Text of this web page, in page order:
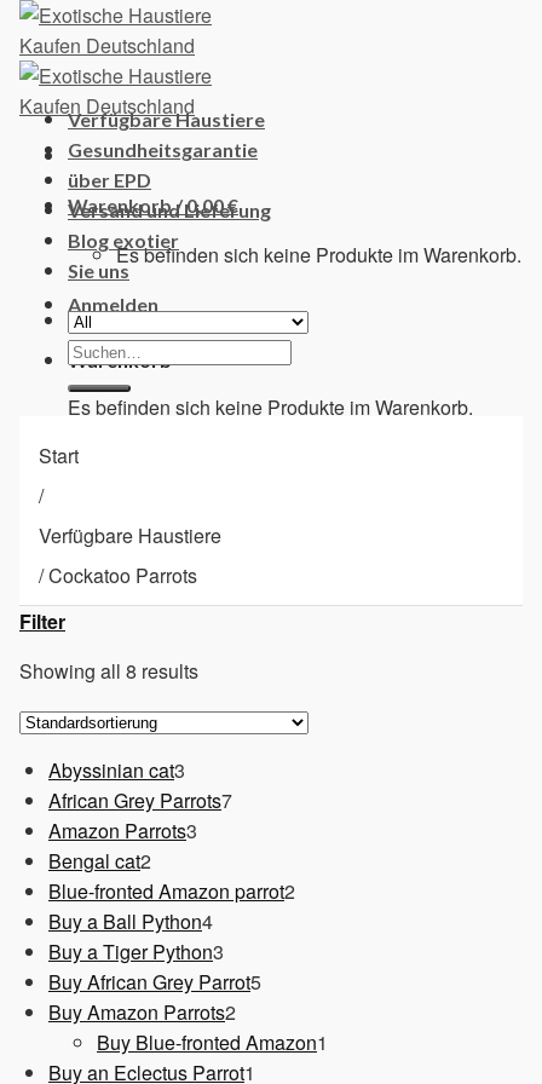
Skip
content
Warenkorb /0,00€
Es befinden sich keine Produkte im Warenkorb.
Anmelden
Warenkorb
Es befinden sich keine Produkte im Warenkorb.
Verfügbare Haustiere
Gesundheitsgarantie
über EPD
Versand und Lieferung
Blog exotier
Sie uns
Suchen
nach:
Start
/
Verfügbare Haustiere
/Cockatoo Parrots
Filter
Showing all 8 results
Abyssinian cat3
Produkte
African Grey Parrots77
Amazon Parrots3
Bengal cat22
Produkte
Blue-fronted Amazon parrot22
Buy a Ball Python44
Produkte
Buy a Tiger Python3
Produkte
Buy African Grey Parrot55
Buy Amazon Parrots22
Produkte
Buy Blue-fronted Amazon1
Buy an Eclectus Parrot1